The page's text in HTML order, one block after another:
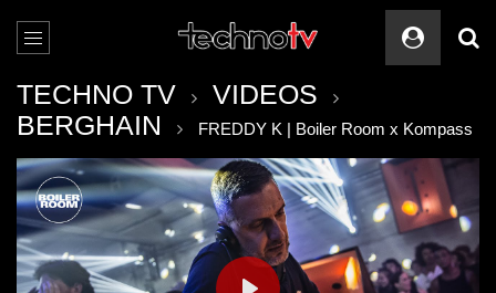
TECHNO TV
VIDEOS
BERGHAIN
FREDDY K | Boiler Room x Kompass